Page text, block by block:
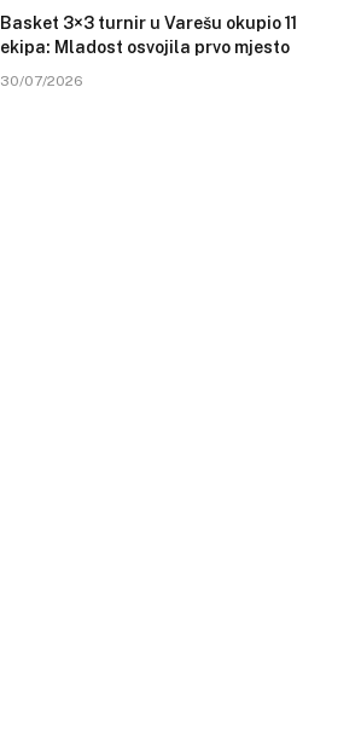
Basket 3×3 turnir u Varešu okupio 11
ekipa: Mladost osvojila prvo mjesto
30/07/2026